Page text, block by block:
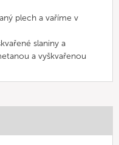
plech a vaříme v
slaniny a
a vyškvařenou